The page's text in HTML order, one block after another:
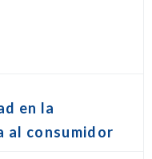
en la
al consumidor